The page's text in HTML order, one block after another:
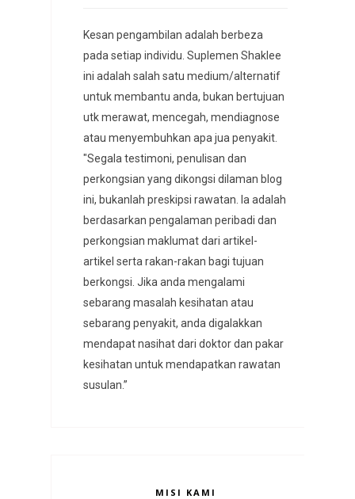
Kesan pengambilan adalah berbeza
pada setiap individu. Suplemen Shaklee
ini adalah salah satu medium/alternatif
untuk membantu anda, bukan bertujuan
utk merawat, mencegah, mendiagnose
atau menyembuhkan apa jua penyakit.
"Segala testimoni, penulisan dan
perkongsian yang dikongsi dilaman blog
ini, bukanlah preskipsi rawatan. Ia adalah
berdasarkan pengalaman peribadi dan
perkongsian maklumat dari artikel-
artikel serta rakan-rakan bagi tujuan
berkongsi. Jika anda mengalami
sebarang masalah kesihatan atau
sebarang penyakit, anda digalakkan
mendapat nasihat dari doktor dan pakar
kesihatan untuk mendapatkan rawatan
susulan.”
MISI KAMI